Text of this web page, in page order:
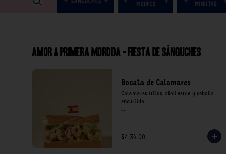
Amor a primera mordida - Fiesta de Sánguches
Bocata de Calamares
Calamares fritos, alioli verde y cebolla
encurtida.
recargo al consumo.
S/ 34.00